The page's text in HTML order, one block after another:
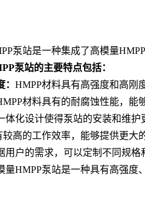
泵站是一种集成了高模量
泵站的主要特点包括：
HMPP材料具有高强度和高刚
材料具有的耐腐蚀性能，能
体化设计使得泵站的安装和维护
较高的工作效率，能够提供更大
用户的需求，可以定制不同规格
量HMPP泵站是一种具有高强度